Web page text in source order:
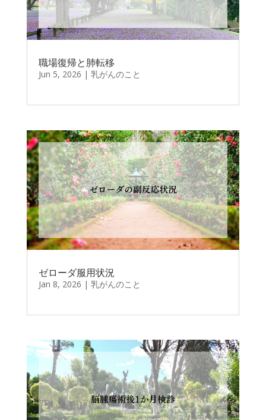
職場復帰と肺転移
Jun 5, 2026 | 乳がんのこと
ゼローダ服用状況
Jan 8, 2026 | 乳がんのこと